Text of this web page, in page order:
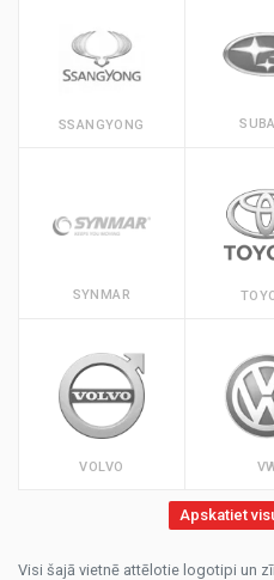
SSANGYONG
SYNMAR
VOLVO
Apskatiet
Visi šajā vietnē attēlotie logotipi un